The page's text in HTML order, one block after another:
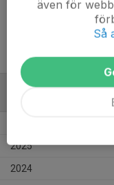
2025
2024
även för
Så